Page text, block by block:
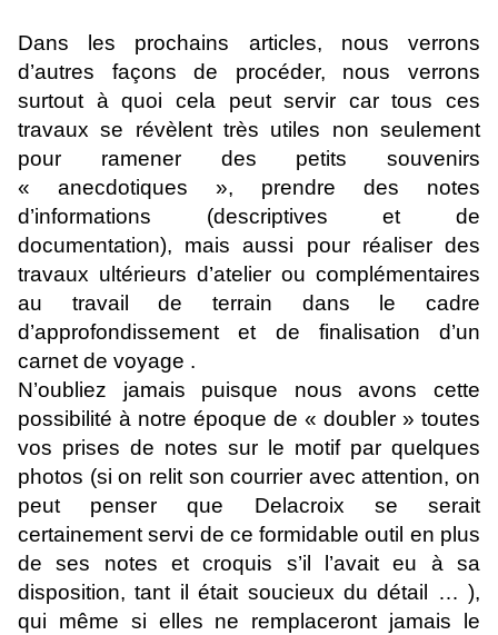
Dans les prochains articles, nous verrons
d’autres façons de procéder, nous verrons
surtout à quoi cela peut servir car tous ces
travaux se révèlent très utiles non seulement
pour ramener des petits souvenirs
« anecdotiques », prendre des notes
d’informations (descriptives et de
documentation), mais aussi pour réaliser des
travaux ultérieurs d’atelier ou complémentaires
au travail de terrain dans le cadre
d’approfondissement et de finalisation d’un
carnet de voyage .
N’oubliez jamais puisque nous avons cette
possibilité à notre époque de « doubler » toutes
vos prises de notes sur le motif par quelques
photos (si on relit son courrier avec attention, on
peut penser que Delacroix se serait
certainement servi de ce formidable outil en plus
de ses notes et croquis s’il l’avait eu à sa
disposition, tant il était soucieux du détail … ),
qui même si elles ne remplaceront jamais le